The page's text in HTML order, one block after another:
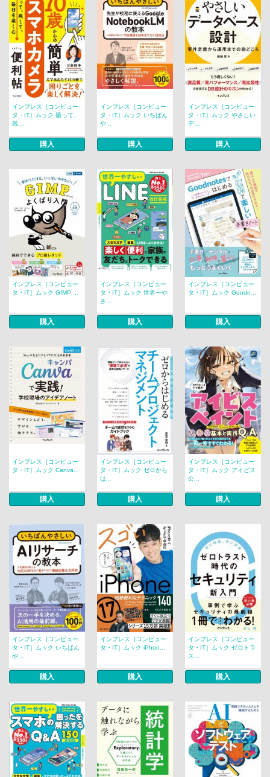
インプレス［コンピュー
タ・IT］ムック 撮って、
残...
購入
インプレス［コンピュー
タ・IT］ムック いちばん
や...
購入
インプレス［コンピュー
タ・IT］ムック やさしい
デ...
購入
インプレス［コンピュー
タ・IT］ムック GIMP ...
購入
インプレス［コンピュー
タ・IT］ムック 世界一や
さ...
購入
インプレス［コンピュー
タ・IT］ムック Goodn...
購入
インプレス［コンピュー
タ・IT］ムック Canva...
購入
インプレス［コンピュー
タ・IT］ムック ゼロから
は...
購入
インプレス［コンピュー
タ・IT］ムック アイビス
公...
購入
インプレス［コンピュー
タ・IT］ムック いちばん
や...
購入
インプレス［コンピュー
タ・IT］ムック iPhon...
購入
インプレス［コンピュー
タ・IT］ムック ゼロトラ
ス...
購入